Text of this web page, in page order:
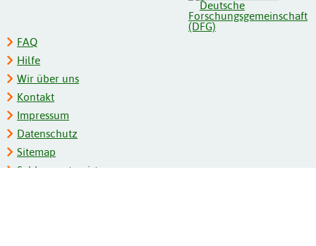
FAQ
Hilfe
Wir über uns
Kontakt
Impressum
Datenschutz
Sitemap
Schlagwortregister